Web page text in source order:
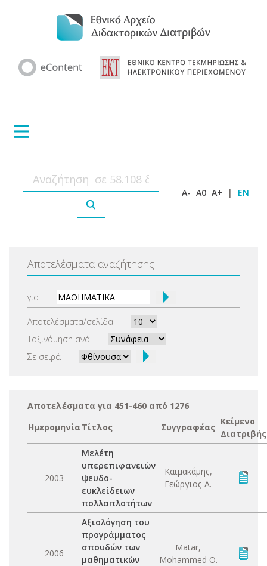
A- A0 A+ | EN
Αποτελέσματα αναζήτησης
για
Αποτελέσματα/σελίδα
Ταξινόμηση ανά
Σε σειρά
Αποτελέσματα για 451-460 από 1276
Ημερομηνία Τίτλος Συγγραφέας
Κείμενο
Διατριβής
2003
Μελέτη
υπερεπιφανειών
ψευδο-
ευκλείδειων
πολλαπλοτήτων
Καϊμακάμης,
Γεώργιος Α.
2006
Αξιολόγηση του
προγράμματος
σπουδών των
μαθηματικών
Matar,
Mohammed O.